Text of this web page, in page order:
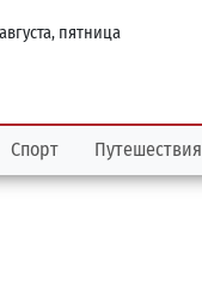
пятница
Спорт Путешествия